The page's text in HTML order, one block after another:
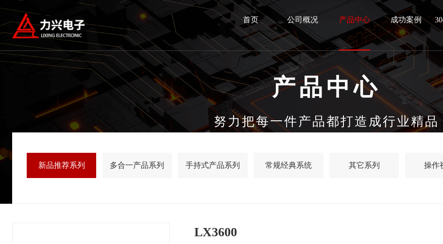
首页 公司概况 产品中心 成功案例
产品中心
努力把每一件产品都打造成行业精品
新品推荐系列 多合一产品系列 手持式产品系列 常规经典系统 其它系列 操作
LX3600